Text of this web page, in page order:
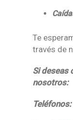
Te
través de
Si deseas
nosotros: